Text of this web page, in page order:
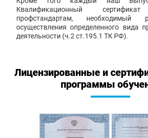
Квалификационный сертификат
профстандартам, необходимый
осуществления определенного вида
деятельности (ч.2 ст.195.1 ТК РФ).
Лицензированные и
программы